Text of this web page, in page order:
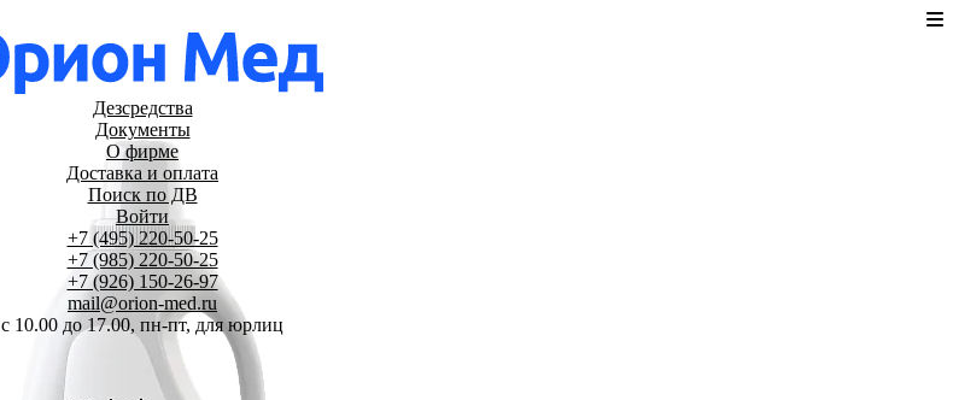
Дезсредства
Документы
О фирме
Доставка и оплата
Поиск по ДВ
Войти
+7 (495) 220-50-25
+7 (985) 220-50-25
+7 (926) 150-26-97
mail@orion-med.ru
c 10.00 до 17.00, пн-пт, для юрлиц